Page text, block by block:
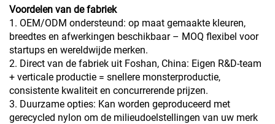
Voordelen van de fabriek
1. OEM/ODM ondersteund: op maat gemaakte kleuren,
breedtes en afwerkingen beschikbaar – MOQ flexibel voor
startups en wereldwijde merken.
2. Direct van de fabriek uit Foshan, China: Eigen R&D-team
+ verticale productie = snellere monsterproductie,
consistente kwaliteit en concurrerende prijzen.
3. Duurzame opties: Kan worden geproduceerd met
gerecycled nylon om de milieudoelstellingen van uw merk